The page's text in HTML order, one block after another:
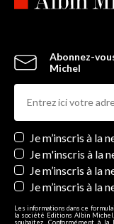
Abonnez-
Michel
Newsletters
Je m’inscris à la
Je m'inscris à la
Je m’inscris à la
Je m’inscris à la
Les informations dans ce
la société Editions Albin
souhaitez. Conformément à